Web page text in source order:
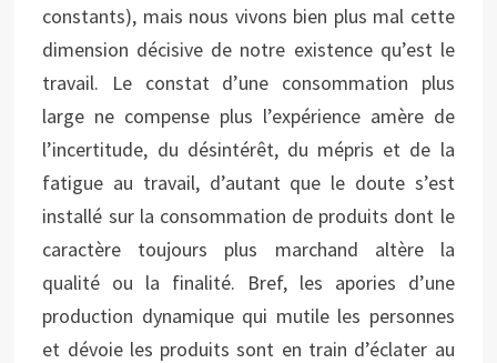
constants), mais nous vivons bien plus mal cette
dimension décisive de notre existence qu’est le
travail. Le constat d’une consommation plus
large ne compense plus l’expérience amère de
l’incertitude, du désintérêt, du mépris et de la
fatigue au travail, d’autant que le doute s’est
installé sur la consommation de produits dont le
caractère toujours plus marchand altère la
qualité ou la finalité. Bref, les apories d’une
production dynamique qui mutile les personnes
et dévoie les produits sont en train d’éclater au